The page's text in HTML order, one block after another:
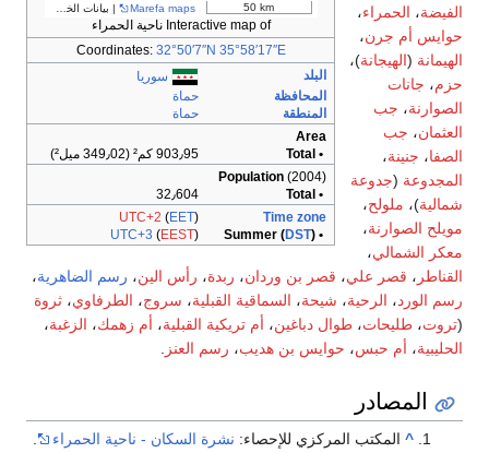
50 km
Marefa maps | بيانات الخرائط ©
Interactive map of ناحية الحمراء
Coordinates: 32°50′7″N 35°58′17″E
البلد
سوريا
المحافظة
حماة
المنطقة
حماة
Area
• Total
903٫95 كم² (349٫02 ميل²)
Population (2004)
• Total
32٫604
Time zone
UTC+2 (EET)
• Summer (
DST)
UTC+3 (EEST)
الفيضة، الحمراء،
حوايس أم جرن،
الهيمانة (الهيجانة)،
حزم، جانات
الصوارنة، جب
العثمان، جب
الصفا، جنينة،
المجدوعة (جدوعة
شمالية)، ملولح،
مويلح الصوارنة،
معكر الشمالي،
القناطر ، قصر علي، قصر بن وردان، ربدة، رأس الين، رسم الضاهرية،
رسم الورد، الرحية، شيحة، السماقية القبلية، سروج، الطرفاوي، ثروة
(تروت، طليحات، طوال دباغين، أم تريكية القبلية، أم زهمك، الزغبة،
الحليبية، أم حبس، حوايس بن هديب، رسم العنز .
المصادر
^ المكتب المركزي للإحصاء: نشرة السكان - ناحية الحمراء